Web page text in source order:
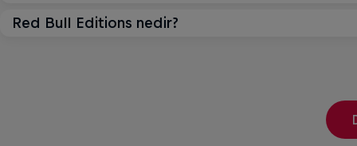
kutu tasarımı açısından farklılık gösterir. Her
Gelecekte daha fazla Red Bull Editions
Red Bull Editions nedir?
Detaylı cevabı